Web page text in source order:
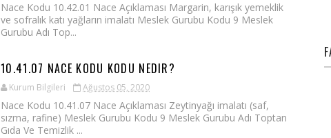
Nace Kodu 10.42.01 Nace Açıklaması Margarin, karışık yemeklik
ve sofralık katı yağların imalatı Meslek Gurubu Kodu 9 Meslek
Gurubu Adı Top...
10.41.07 NACE KODU KODU NEDIR?
Kurum Bilgileri Ağustos 05, 2020
Nace Kodu 10.41.07 Nace Açıklaması Zeytinyağı imalatı (saf,
sızma, rafine) Meslek Gurubu Kodu 9 Meslek Gurubu Adı Toptan
Gıda Ve Temizlik ...